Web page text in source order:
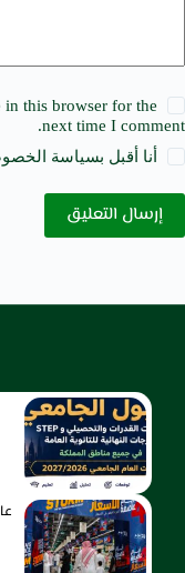
in this browser for the
next time I comment.
أنا أقبل بسياسة
إرسال التعليق